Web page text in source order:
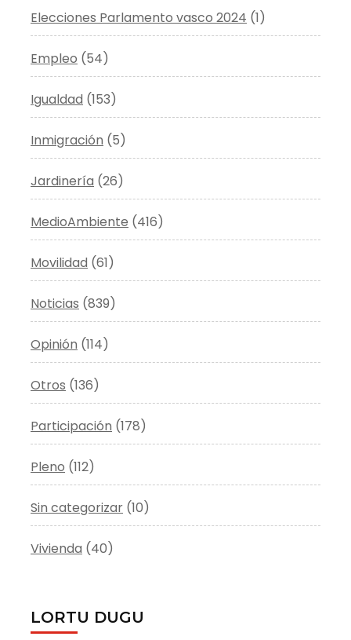
Elecciones Parlamento vasco 2024 (1)
Empleo (54)
Igualdad (153)
Inmigración (5)
Jardinería (26)
MedioAmbiente (416)
Movilidad (61)
Noticias (839)
Opinión (114)
Otros (136)
Participación (178)
Pleno (112)
Sin categorizar (10)
Vivienda (40)
LORTU DUGU